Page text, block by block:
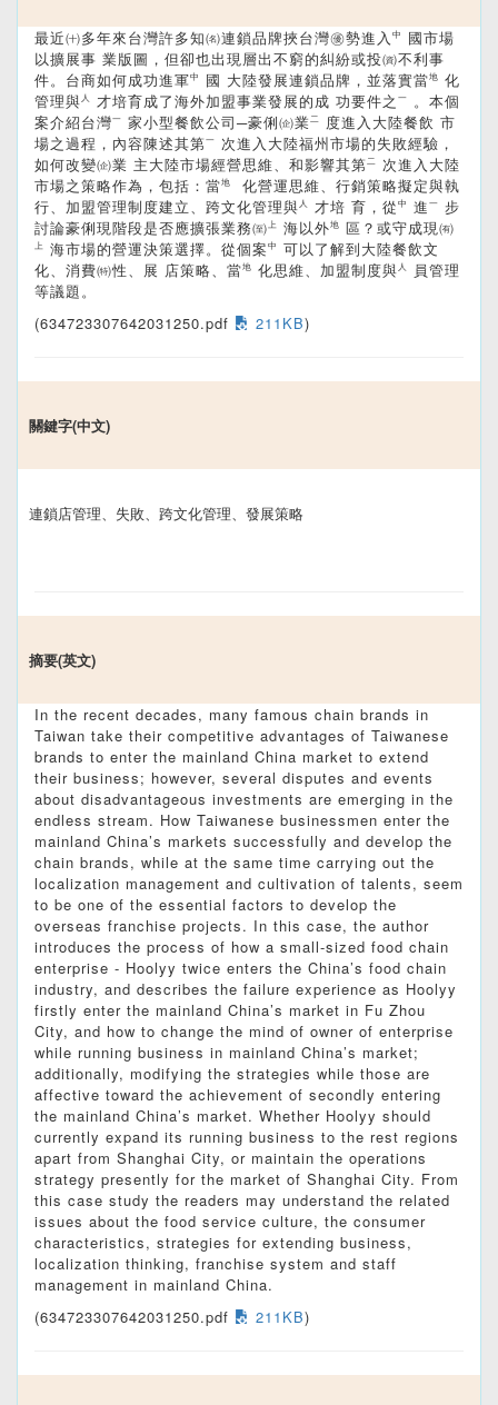
最近㈩多年來台灣許多知㈴連鎖品牌挾台灣㊝勢進入㆗國市場
以擴展事 業版圖，但卻也出現層出不窮的糾紛或投㈾不利事
件。台商如何成功進軍㆗國 大陸發展連鎖品牌，並落實當㆞化
管理與㆟才培育成了海外加盟事業發展的成 功要件之㆒。本個
案介紹台灣㆒家小型餐飲公司─豪俐㈽業㆓度進入大陸餐飲 市
場之過程，內容陳述其第㆒次進入大陸福州市場的失敗經驗，
如何改變㈽業 主大陸市場經營思維、和影響其第㆓次進入大陸
市場之策略作為，包括：當㆞ 化營運思維、行銷策略擬定與執
行、加盟管理制度建立、跨文化管理與㆟才培 育，從㆗進㆒步
討論豪俐現階段是否應擴張業務㉃㆖海以外㆞區？或守成現㈲
㆖海市場的營運決策選擇。從個案㆗可以了解到大陸餐飲文
化、消費㈵性、展 店策略、當㆞化思維、加盟制度與㆟員管理
等議題。
(634723307642031250.pdf
211KB)
關鍵字(中文)
連鎖店管理、失敗、跨文化管理、發展策略
摘要(英文)
In the recent decades, many famous chain brands in
Taiwan take their competitive advantages of Taiwanese
brands to enter the mainland China market to extend
their business; however, several disputes and events
about disadvantageous investments are emerging in the
endless stream. How Taiwanese businessmen enter the
mainland China’s markets successfully and develop the
chain brands, while at the same time carrying out the
localization management and cultivation of talents, seem
to be one of the essential factors to develop the
overseas franchise projects. In this case, the author
introduces the process of how a small-sized food chain
enterprise - Hoolyy twice enters the China’s food chain
industry, and describes the failure experience as Hoolyy
firstly enter the mainland China’s market in Fu Zhou
City, and how to change the mind of owner of enterprise
while running business in mainland China’s market;
additionally, modifying the strategies while those are
affective toward the achievement of secondly entering
the mainland China’s market. Whether Hoolyy should
currently expand its running business to the rest regions
apart from Shanghai City, or maintain the operations
strategy presently for the market of Shanghai City. From
this case study the readers may understand the related
issues about the food service culture, the consumer
characteristics, strategies for extending business,
localization thinking, franchise system and staff
management in mainland China.
(634723307642031250.pdf
211KB)